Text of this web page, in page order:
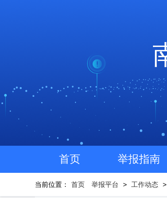
首页 举报指南
当前位置： 首页 举报平台 > 工作动态 >